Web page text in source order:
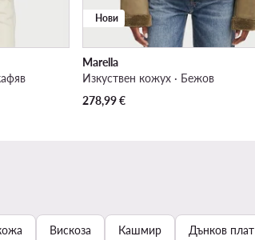
Нови
Marella
Изкуствен кожух · Бежов
278,99€
Вискоза Кашмир Дънков плат